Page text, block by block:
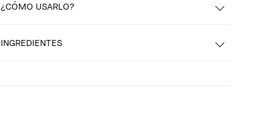
¿CÓMO USARLO?
INGREDIENTES